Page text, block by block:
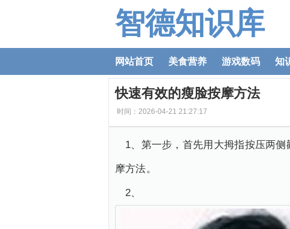
智德知识库
网站首页 美食营养 游戏数码 知
快速有效的瘦脸按摩方法
时间：2026-04-21 21:27:17
1、第一步，首先用大拇指按压两
摩方法。
2、